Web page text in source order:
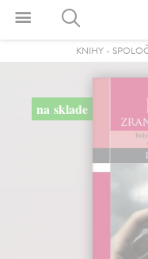
KNIHY-
na sklade